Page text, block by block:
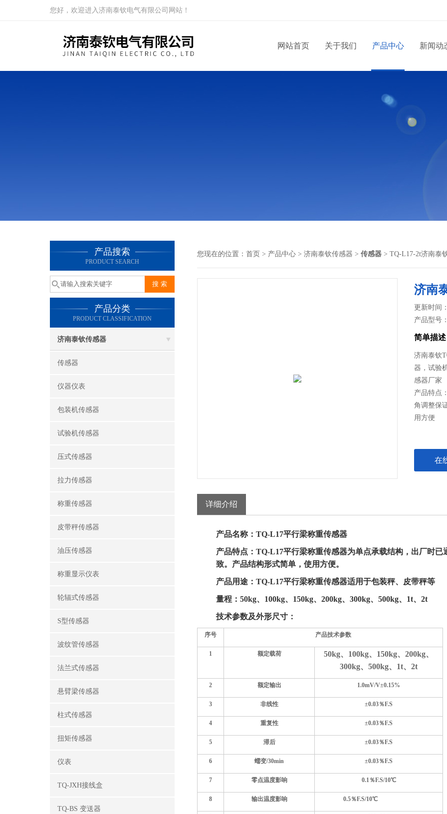
您好，欢迎进入济南泰钦电气有限公司网站！
网站首页 关于我们 产品中心 新闻动
产品搜索
PRODUCT SEARCH
产品分类
PRODUCT CLASSIFICATION
济南泰钦传感器
传感器
仪器仪表
包装机传感器
试验机传感器
压式传感器
拉力传感器
称重传感器
皮带秤传感器
油压传感器
称重显示仪表
轮辐式传感器
S型传感器
波纹管传感器
法兰式传感器
悬臂梁传感器
柱式传感器
扭矩传感器
仪表
TQ-JXH接线盒
TQ-BS 变送器
您现在的位置： 首页 > 产品中心 > 济南泰钦传感器 > 传感器 > TQ-L17-2t济南泰
济南
更新时间
产品型号
简单描述
济南泰钦
器，试验
感器厂家
产品特点
角调整保
用方便
在
详细介绍
产品名称：TQ-L17平行梁称重传感器
产品特点：TQ-L17平行梁称重传感器为单点承载结构，出厂时
致。产品结构形式简单，使用方便。
产品用途：TQ-L17平行梁称重传感器适用于包装秤、皮带秤等
量程： 50kg、100kg、150kg、200kg、300kg、500kg、1t、2t
技术参数及外形尺寸：
序号 产品技术参数
1 额定载荷
50kg、100kg、150kg、200kg、
300kg、500kg、1t、2t
2 额定输出 1.0mV/V±0.15%
3 非线性 ±0.03％F.S
4 重复性 ±0.03％F.S
5 滞后 ±0.03％F.S
6 蠕变/30min ±0.03％F.S
7 零点温度影响 0.1％F.S/10℃
8 输出温度影响 0.5％F.S/10℃